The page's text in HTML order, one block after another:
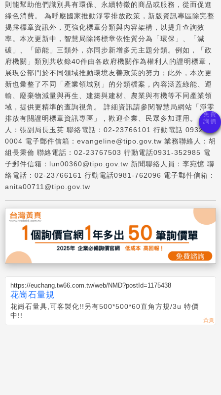
則能幫助他們識別具有環保、永續特徵的商品或服務，從而促進
綠色消費。 為呼應國家推動淨零排放政策，新版資訊專區除完整
揭露標章資訊外，更強化標章分類與內容架構，以提升查詢效
率。本次更新中，智慧局除將標章依性質分為「環保」、「減
碳」、「節能」三類外，亦同步新增多元主題分類。例如，「政
府機關」類別共收錄40件由各政府機關作為權利人的證明標章，
展現公部門於不同領域推動環境友善政策的努力；此外，本次更
新也彙整了不同「產業領域別」的分類檔案，內容涵蓋綠能、運
輸、廢棄物減量與再生、建築與建材、農業與有機等不同產業領
域，提供更精準的查詢視角。 詳細資訊請參閱智慧局網站「淨零
排放有關證明標章資訊專區」，歡迎企業、民眾多加運用。 發言
人：張副局長玉英 聯絡電話：02-23766101 行動電話 0932-01
0004 電子郵件信箱：evangeline@tipo.gov.tw 業務聯絡人：胡
組長秉倫 聯絡電話：02-23767503 行動電話0931-352985 電
子郵件信箱：lun00360@tipo.gov.tw 新聞聯絡人員：李宛憶 聯
絡電話：02-23766161 行動電話0981-762096 電子郵件信箱：
anita00711@tipo.gov.tw
https://euchang.tw66.com.tw/web/NMD?postId=1175438
花崗石量規
花崗石量具,可客製化!!另有500*500*60直角方規/3u 特價
中!!